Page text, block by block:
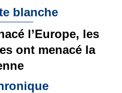
blanche
l’Europe, les
ont menacé la